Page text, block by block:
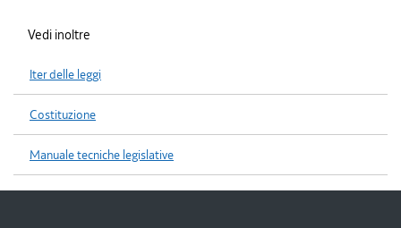
Vedi inoltre
Iter delle leggi
Costituzione
Manuale tecniche legislative